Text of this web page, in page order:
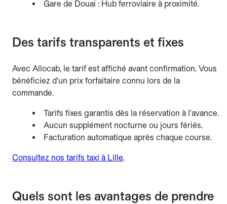
Gare de Douai : Hub ferroviaire à proximité.
Des tarifs transparents et fixes
Avec Allocab, le tarif est affiché avant confirmation. Vous
bénéficiez d'un prix forfaitaire connu lors de la
commande.
Tarifs fixes garantis dès la réservation à l'avance.
Aucun supplément nocturne ou jours fériés.
Facturation automatique après chaque course.
Consultez nos tarifs taxi à Lille.
Quels sont les avantages de prendre